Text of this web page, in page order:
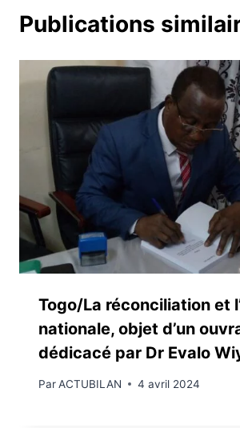
Publications
Togo/La réconciliation et
nationale, objet d’un
dédicacé par Dr Evalo
ParACTUBILAN 4 avril 2024